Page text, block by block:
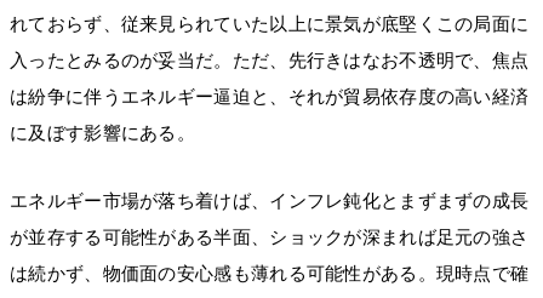
れておらず、従来見られていた以上に景気が底堅くこの局面に
入ったとみるのが妥当だ。ただ、先行きはなお不透明で、焦点
は紛争に伴うエネルギー逼迫と、それが貿易依存度の高い経済
に及ぼす影響にある。
エネルギー市場が落ち着けば、インフレ鈍化とまずまずの成長
が並存する可能性がある半面、ショックが深まれば足元の強さ
は続かず、物価面の安心感も薄れる可能性がある。現時点で確